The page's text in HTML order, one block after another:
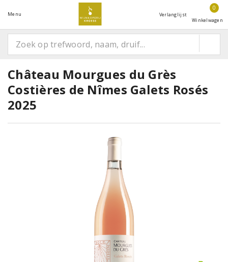
Menu Verlanglijst
0
Winkelwagen
Château Mourgues du Grès
Costières de Nîmes Galets Rosés
2025